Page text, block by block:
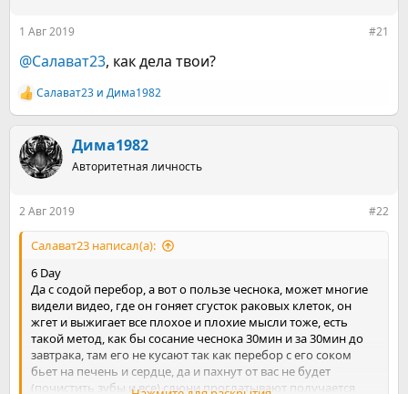
1 Авг 2019 #21
@Салават23, как дела твои?
Р
е
к
ц
и
Салават23 и Дима1982
Дима1982
Авторитетная личность
2 Авг 2019 #22
Салават23 написал(а):
6 Day
Да с содой перебор, а вот о пользе чеснока, может многие
видели видео, где он гоняет сгусток раковых клеток, он
жгет и выжигает все плохое и плохие мысли тоже, есть
такой метод, как бы сосание чеснока 30мин и за 30мин до
завтрака, там его не кусают так как перебор с его соком
бьет на печень и сердце, да и пахнут от вас не будет
(почистить зубы и все) слюни проглатывают получается